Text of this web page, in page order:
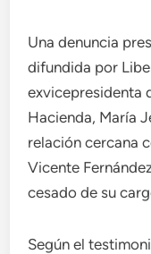
Una denuncia
difundida por
exvicepresidenta
Hacienda, María
relación cercana
Vicente
cesado de su
Según el